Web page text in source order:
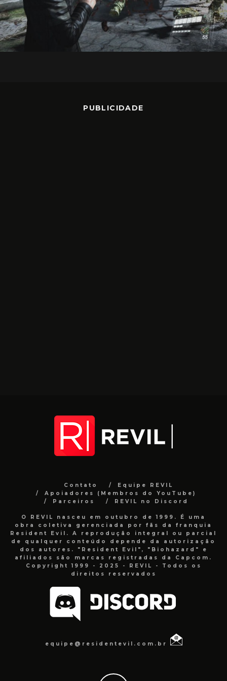
PUBLICIDADE
Contato
Equipe REVIL
Apoiadores (Membros do YouTube)
Parceiros
REVIL no Discord
O REVIL nasceu em outubro de 1999. É uma
obra coletiva gerenciada por fãs da franquia
Resident Evil. A reprodução integral ou parcial
de qualquer conteúdo depende da autorização
dos autores. "Resident Evil", "Biohazard" e
afiliados são marcas registradas da Capcom.
Copyright 1999 - 2025 - REVIL - Todos os
direitos reservados
equipe@residentevil.com.br